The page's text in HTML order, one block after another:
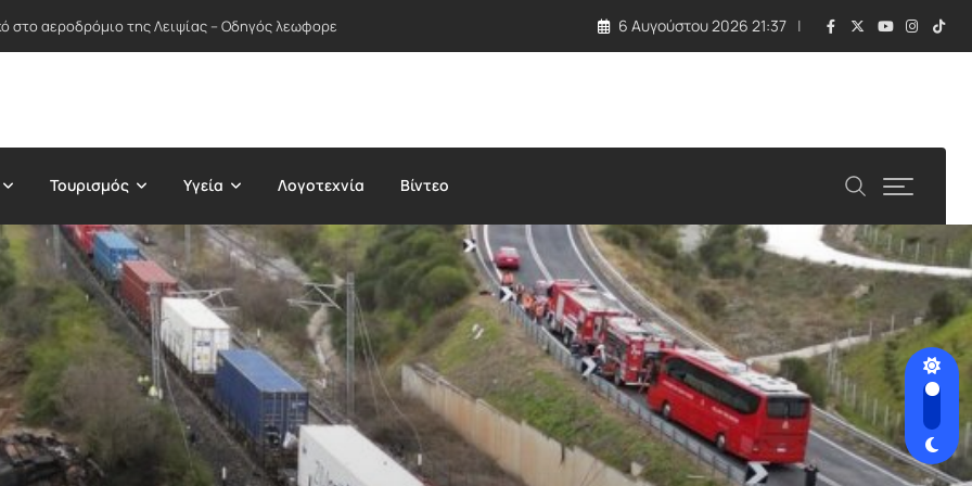
– Εκκενώθηκε το ραδιοτηλεοπτικό κέντρο του RTL στην Κολωνία 6 Αυγούστου 2026 21:37
Τουρισμός Υγεία Λογοτεχνία Βίντεο